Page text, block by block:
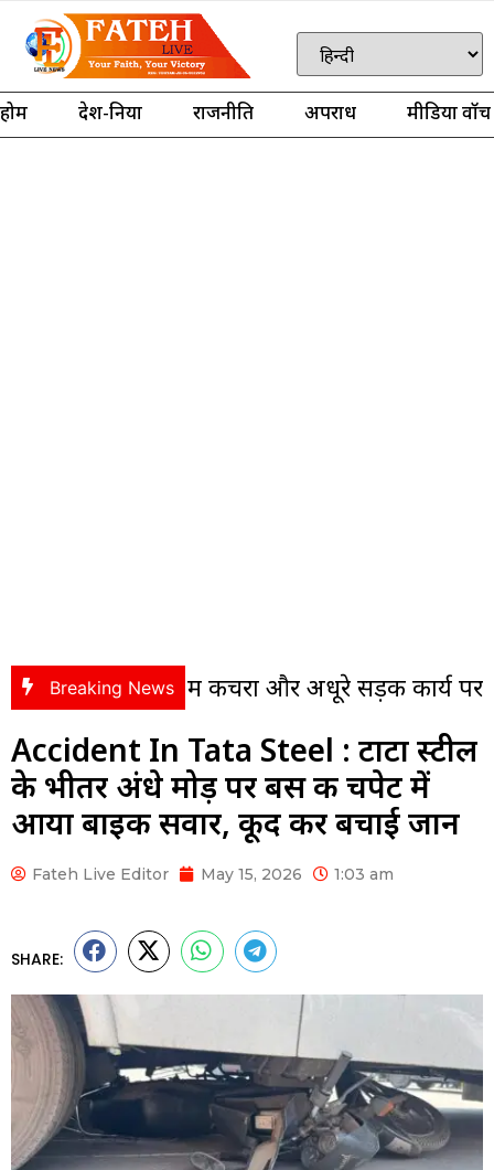
होम देश-दुनिया राजनीति अपराध मीडिया वॉच
Breaking News
कॉलोनी में कचरा और अधूरे सड़क कार्य पर भड़के
Accident In Tata Steel : टाटा स्टील
के भीतर अंधे मोड़ पर बस की चपेट में
आया बाइक सवार, कूद कर बचाई जान
Fateh Live Editor May 15, 2026 1:03 am
SHARE: